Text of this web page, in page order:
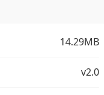
14.29MB
v2.0